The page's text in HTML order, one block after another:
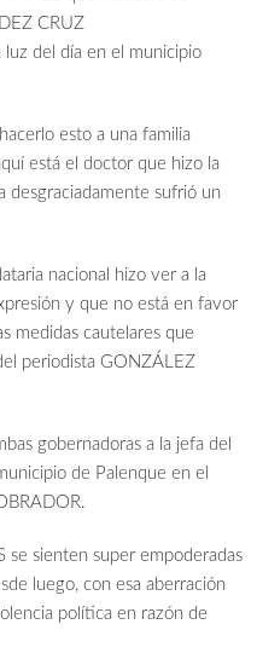
CRUZ
del día en el municipio
esto a una familia
está el doctor que hizo la
desgraciadamente sufrió un
nacional hizo ver a la
y que no está en favor
medidas cautelares que
periodista GONZÁLEZ
gobernadoras a la jefa del
de Palenque en el
se sienten super empoderadas
luego, con esa aberración
política en razón de